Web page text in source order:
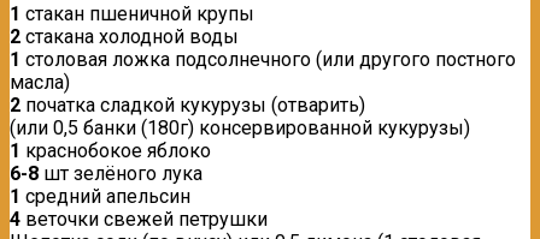
1 стакан пшеничной крупы
2 стакана холодной воды
1 столовая ложка подсолнечного (или другого постного
масла)
2 початка сладкой кукурузы (отварить)
(или 0,5 банки (180г) консервированной кукурузы)
1 краснобокое яблоко
6-8 шт зелёного лука
1 средний апельсин
4 веточки свежей петрушки